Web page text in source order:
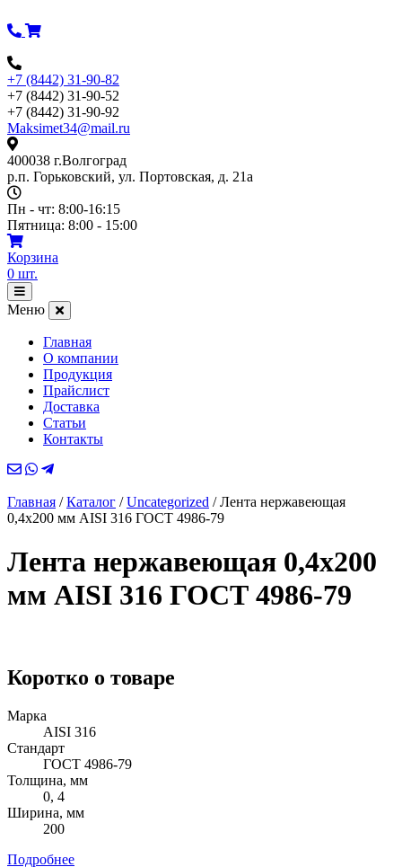
к
+7 (8442) 31-90-82
+7 (8442) 31-90-52
+7 (8442) 31-90-92
Maksimet34@mail.ru
400038 г.Волгоград
р.п. Горьковский, ул. Портовская, д. 21а
Пн - чт: 8:00-16:15
Пятница: 8:00 - 15:00
Корзина
0 шт.
Открыть
меню
Меню
Главная
О компании
Продукция
Прайслист
Доставка
Статьи
Контакты
Главная /Каталог /Uncategorized /Лента нержавеющая
0,4х200 мм AISI 316 ГОСТ 4986-79
Лента нержавеющая 0,4х200
мм AISI 316 ГОСТ 4986-79
Коротко о товаре
Марка
AISI 316
Стандарт
ГОСТ 4986-79
Толщина, мм
0, 4
Ширина, мм
200
Подробнее